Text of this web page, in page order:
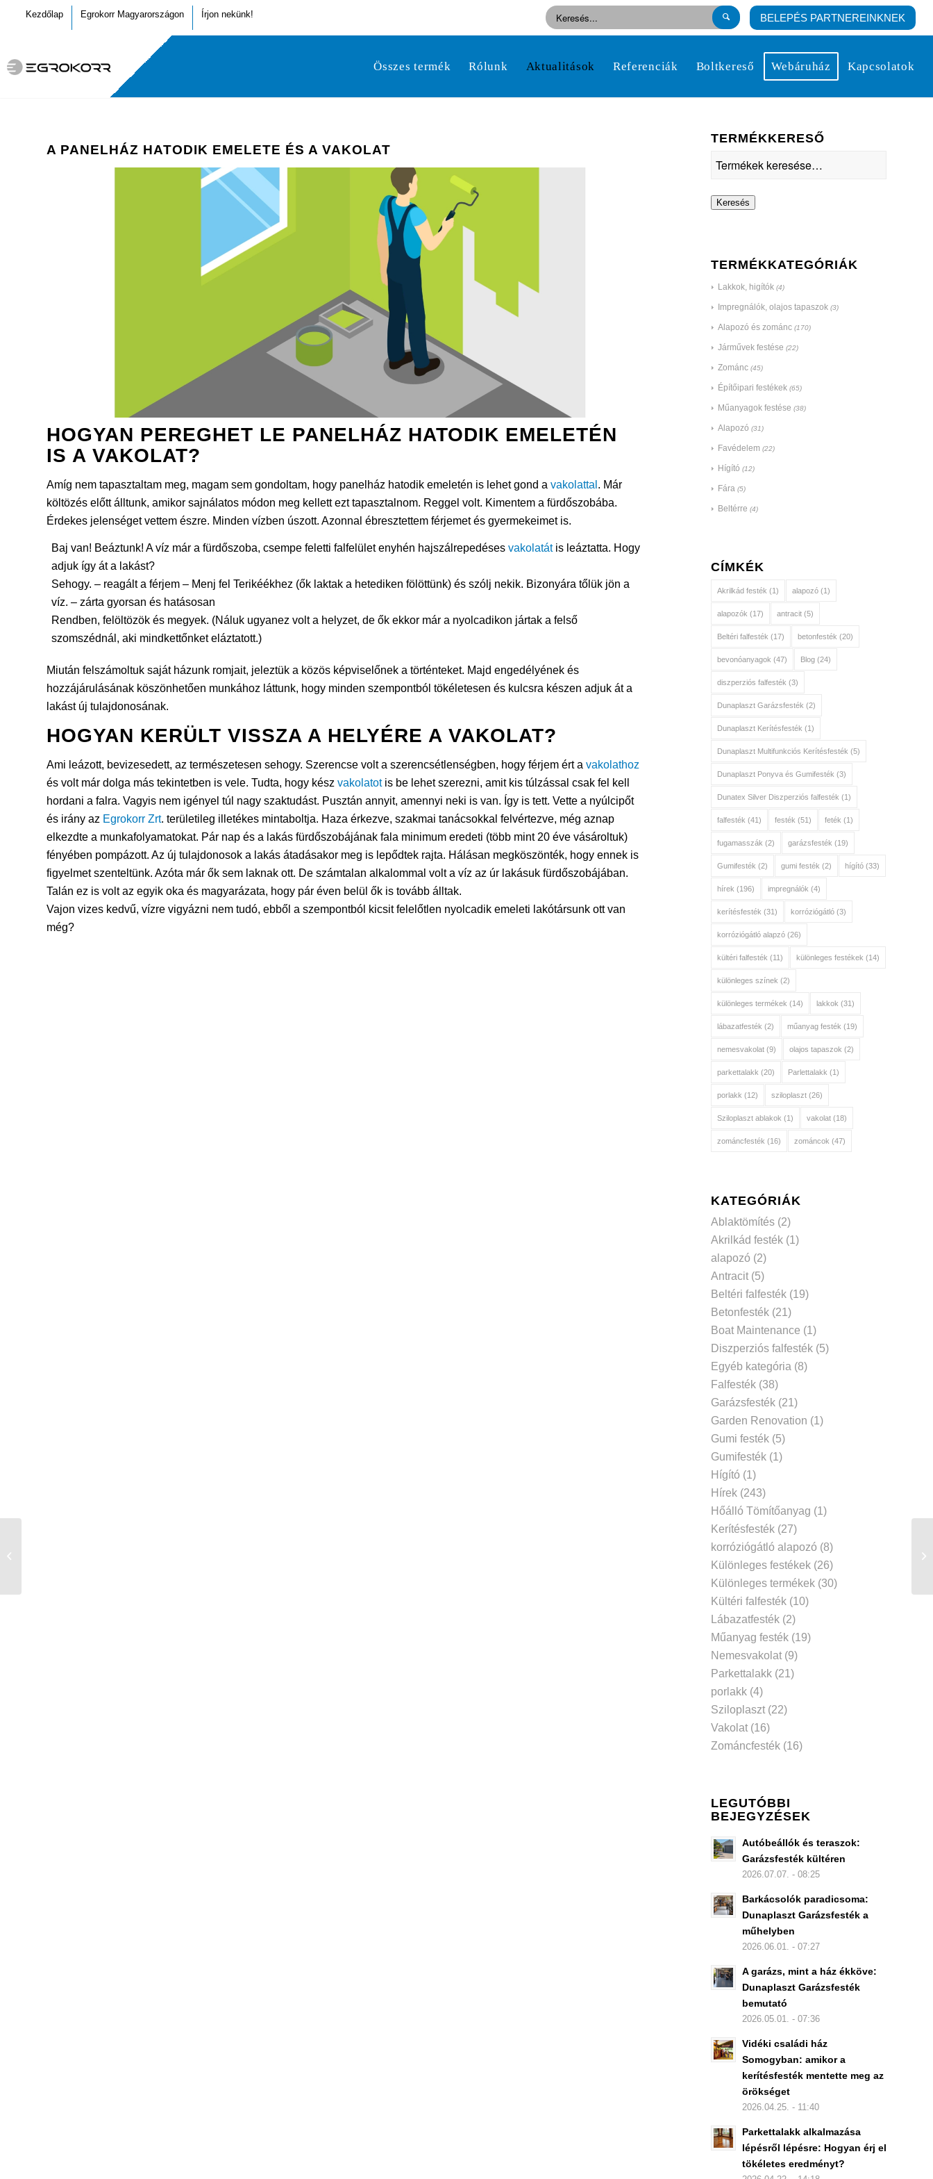
Kezdőlap Egrokorr Magyarországon Írjon nekünk! BELEPÉS PARTNEREINKNEK
Összes termék Rólunk Aktualitások Referenciák Boltkereső Webáruház Kapcsolatok
A PANELHÁZ HATODIK EMELETE ÉS A VAKOLAT
HOGYAN PEREGHET LE PANELHÁZ HATODIK EMELETÉN
IS A VAKOLAT?
Amíg nem tapasztaltam meg, magam sem gondoltam, hogy panelház hatodik emeletén is lehet gond a vakolattal . Már
költözés előtt álltunk, amikor sajnálatos módon meg kellett ezt tapasztalnom. Reggel volt. Kimentem a fürdőszobába.
Érdekes jelenséget vettem észre. Minden vízben úszott. Azonnal ébresztettem férjemet és gyermekeimet is.
Baj van! Beáztunk! A víz már a fürdőszoba, csempe feletti falfelület enyhén hajszálrepedéses vakolatátis leáztatta. Hogy
adjuk így át a lakást?
Sehogy. – reagált a férjem – Menj fel Terikéékhez (ők laktak a hetediken fölöttünk) és szólj nekik. Bizonyára tőlük jön a
víz. – zárta gyorsan és hatásosan
Rendben, felöltözök és megyek. (Náluk ugyanez volt a helyzet, de ők ekkor már a nyolcadikon jártak a felső
szomszédnál, aki mindkettőnket eláztatott.)
Miután felszámoltuk saját házunk romjait, jeleztük a közös képviselőnek a történteket. Majd engedélyének és
hozzájárulásának köszönhetően munkához láttunk, hogy minden szempontból tökéletesen és kulcsra készen adjuk át a
lakást új tulajdonosának.
HOGYAN KERÜLT VISSZA A HELYÉRE A VAKOLAT?
Ami leázott, bevizesedett, az természetesen sehogy. Szerencse volt a szerencsétlenségben, hogy férjem ért a vakolathoz
és volt már dolga más tekintetben is vele. Tudta, hogy kész vakolatotis be lehet szerezni, amit kis túlzással csak fel kell
hordani a falra. Vagyis nem igényel túl nagy szaktudást. Pusztán annyit, amennyi neki is van. Így is tett. Vette a nyúlcipőt
és irány az Egrokorr Zrt. területileg illetékes mintaboltja. Haza érkezve, szakmai tanácsokkal felvértezve, még aznap
elkezdte a munkafolyamatokat. Pár nap és a lakás fürdőszobájának fala minimum eredeti (több mint 20 éve vásároltuk)
fényében pompázott. Az új tulajdonosok a lakás átadásakor meg is lepődtek rajta. Hálásan megköszönték, hogy ennek is
figyelmet szenteltünk. Azóta már ők sem laknak ott. De számtalan alkalommal volt a víz az úr lakásuk fürdőszobájában.
Talán ez is volt az egyik oka és magyarázata, hogy pár éven belül ők is tovább álltak.
Vajon vizes kedvű, vízre vigyázni nem tudó, ebből a szempontból kicsit felelőtlen nyolcadik emeleti lakótársunk ott van
még?
TERMÉKKERESŐ
Keresés
TERMÉKKATEGÓRIÁK
Lakkok, higítók (4)
Impregnálók, olajos tapaszok (3)
Alapozó és zománc (170)
Járművek festése (22)
Zománc (45)
Építőipari festékek (65)
Műanyagok festése (38)
Alapozó (31)
Favédelem (22)
Hígító (12)
Fára (5)
Beltérre (4)
CÍMKÉK
Akrilkád festék (1) alapozó(1)
alapozók (17) antracit(5)
Beltéri falfesték (17) betonfesték (20)
bevonóanyagok (47) Blog(24)
diszperziós falfesték (3)
Dunaplaszt Garázsfesték (2)
Dunaplaszt Kerítésfesték (1)
Dunaplaszt Multifunkciós Kerítésfesték (5)
Dunaplaszt Ponyva és Gumifesték (3)
Dunatex Silver Diszperziós falfesték (1)
falfesték (41) festék (51) feték (1)
fugamasszák (2) garázsfesték (19)
Gumifesték (2) gumi festék (2) hígító(33)
hírek (196) impregnálók (4)
kerítésfesték (31) korróziógátló(3)
korróziógátló alapzó(26)
kültéri falfesték (11) különleges festékek (14)
különleges színek (2)
különleges termékek (14) lakkok (31)
lábazatfesték (2) műanyag festék (19)
nemesvakolat(9) olajos tapaszok (2)
parkettalakk (20) Parlettalakk (1)
porlakk (12) sziloplaszt(26)
Sziloplaszt ablakok (1) vakolat(18)
zománcfesték (16) zománcok (47)
KATEGÓRIÁK
Ablaktömítés(2)
Akrilkád festék(1)
alapozó (2)
Antracit(5)
Beltéri falfesték(19)
Betonfesték(21)
Boat Maintenance (1)
Diszperziós falfesték(5)
Egyéb kategória (8)
Falfesték(38)
Garázsfesték(21)
Garden Renovation (1)
Gumi festék(5)
Gumifesték(1)
Hígító (1)
Hírek(243)
Hőálló Tömítőanyag (1)
Kerítésfesték(27)
korróziógátló alapozó (8)
Különleges festékek(26)
Különleges termékek(30)
Kültéri falfesték(10)
Lábazatfesték(2)
Műanyag festék(19)
Nemesvakolat(9)
Parkettalakk(21)
porlakk(4)
Sziloplaszt(22)
Vakolat(16)
Zománcfesték(16)
LEGUTÓBBI
BEJEGYZÉSEK
Autóbeállók és teraszok:
Garázsfesték kültéren
2026.07.07. - 08:25
Barkácsolók paradicsoma:
Dunaplaszt Garázsfesték a
műhelyben
2026.06.01. - 07:27
A garázs, mint a ház ékköve:
Dunaplaszt Garázsfesték
bemutató
2026.05.01. - 07:36
Vidéki családi ház
Somogyban: amikor a
kerítésfesték mentette meg az
örökséget
2026.04.25. - 11:40
Parkettalakk alkalmazása
lépésről lépésre: Hogyan érj el
tökéletes eredményt?